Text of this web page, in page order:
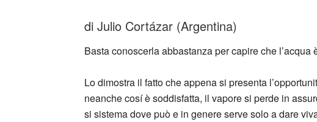
di Julio Cortázar (Argentina)
Basta conoscerla abbastanza per capire che l’acqua
Lo dimostra il fatto che appena si presenta
neanche cosí è soddisfatta, il vapore si perde in
si sistema dove può e in genere serve solo a dare